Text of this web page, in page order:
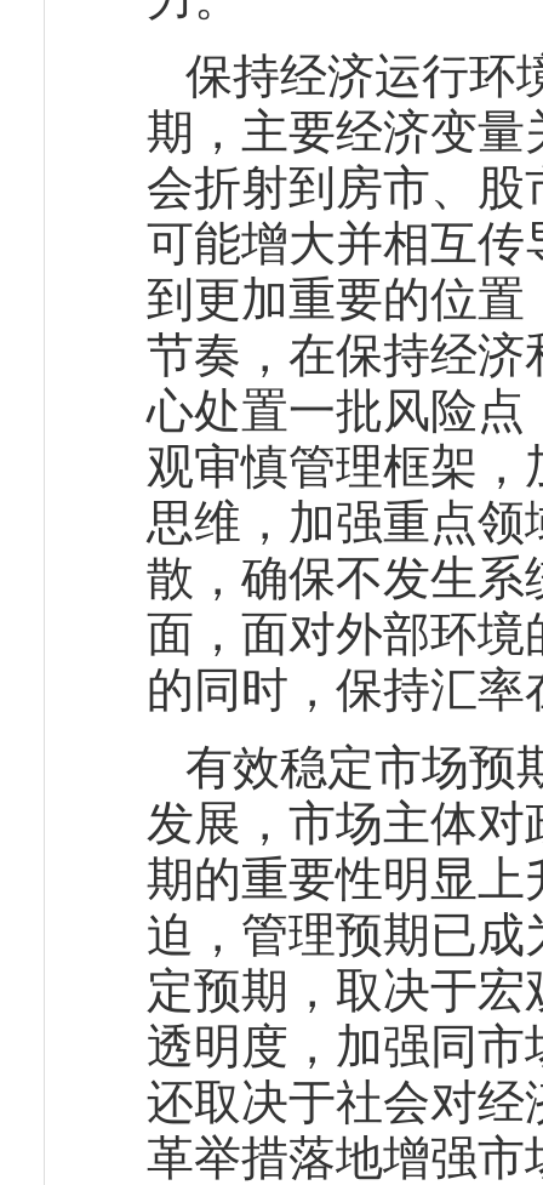
保持经济运行环
期，主要经济变
会折射到房市、
可能增大并相互
到更加重要的位
节奏，在保持经
心处置一批风险
观审慎管理框架
思维，加强重点
散，确保不发生
面，面对外部环
的同时，保持汇
有效稳定市场预
发展，市场主体
期的重要性明显
迫，管理预期已
定预期，取决于
透明度，加强同
还取决于社会对
革举措落地增强